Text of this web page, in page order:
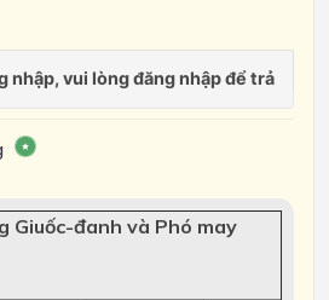
Giuốc-đanh và Phó may